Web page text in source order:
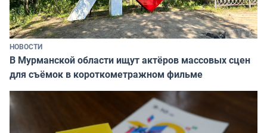
НОВОСТИ
В Мурманской области ищут актёров массовых сцен
для съёмок в короткометражном фильме